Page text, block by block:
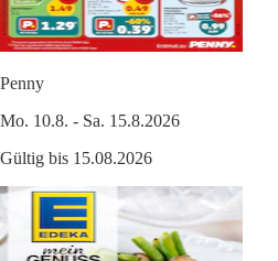
Penny
Mo. 10.8. - Sa. 15.8.2026
Gültig bis 15.08.2026